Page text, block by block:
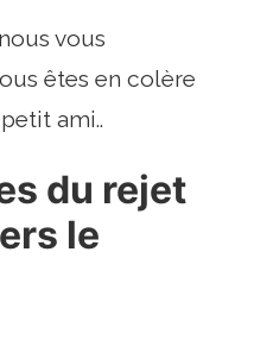
vous
êtes en colère
ami..
du rejet
le